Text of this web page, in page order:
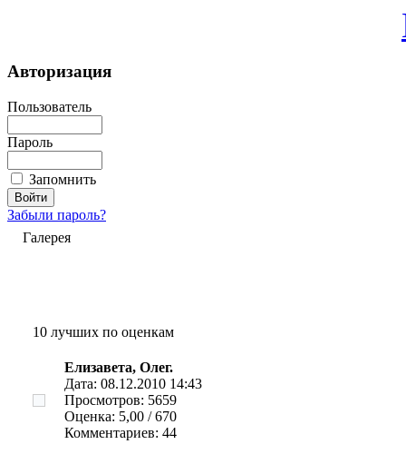
Авторизация
Пользователь
Пароль
Запомнить
Забыли пароль?
Галерея
10 лучших по оценкам
Елизавета, Олег.
Дата: 08.12.2010 14:43
Просмотров: 5659
Оценка: 5,00 / 670
Комментариев: 44